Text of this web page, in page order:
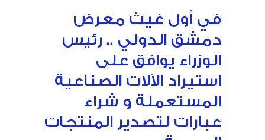
في أول غيث معرض
دمشق الدولي .. رئيس
الوزراء يوافق على
استيراد الآلات الصناعية
المستعملة و شراء
عبارات لتصدير المنتجات